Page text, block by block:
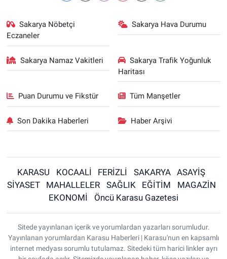
Sakarya Nöbetçi
Eczaneler
Sakarya Hava Durumu
Sakarya Namaz Vakitleri
Sakarya Trafik Yoğunluk
Haritası
Puan Durumu ve Fikstür Tüm Manşetler
Son Dakika Haberleri Haber Arşivi
KARASU KOCAALİ FERİZLİ SAKARYA
ASAYİŞ
SİYASET
MAHALLELER SAĞLIK EĞİTİM
MAGAZİN
EKONOMİ
Öncü Karasu Gazetesi
Sitede yayınlanan içerik ve yorumlardan yazarları sorumludur.
Yayınlanan yorumlardan Karasu Haberleri | Karasu'nun en kapsamlı
internet medyası sorumlu tutulamaz. Sitedeki tüm harici linkler ayrı